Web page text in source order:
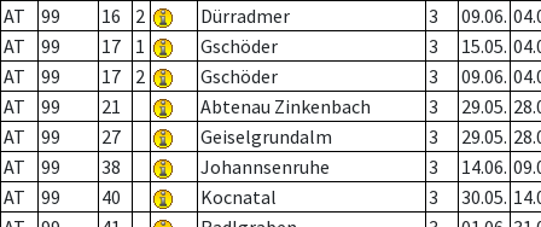
AT
99 16 2 Dürradmer 3 09.06.
AT
99 17 1 Gschöder 3 15.05.
AT
99 17 2 Gschöder 3 09.06.
AT
99 21 Abtenau Zinkenbach 3 29.05.
AT
99 27 Geiselgrundalm 3 29.05.
AT
99 38 Johannsenruhe 3 14.06.
AT
99 40 Kocnatal 3 30.05.